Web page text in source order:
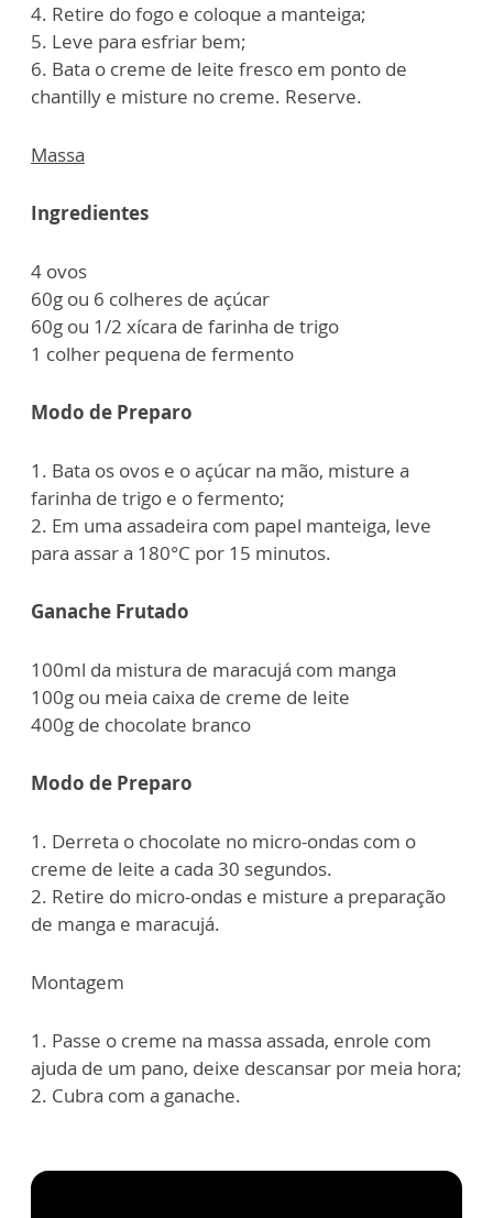
4. Retire do fogo e coloque a manteiga;
5. Leve para esfriar bem;
6. Bata o creme de leite fresco em ponto de
chantilly e misture no creme. Reserve.
Massa
Ingredientes
4 ovos
60g ou 6 colheres de açúcar
60g ou 1/2 xícara de farinha de trigo
1 colher pequena de fermento
Modo de Preparo
1. Bata os ovos e o açúcar na mão, misture a
farinha de trigo e o fermento;
2. Em uma assadeira com papel manteiga, leve
para assar a 180°C por 15 minutos.
Ganache Frutado
100ml da mistura de maracujá com manga
100g ou meia caixa de creme de leite
400g de chocolate branco
Modo de Preparo
1. Derreta o chocolate no micro-ondas com o
creme de leite a cada 30 segundos.
2. Retire do micro-ondas e misture a preparação
de manga e maracujá.
Montagem
1. Passe o creme na massa assada, enrole com
ajuda de um pano, deixe descansar por meia hora;
2. Cubra com a ganache.